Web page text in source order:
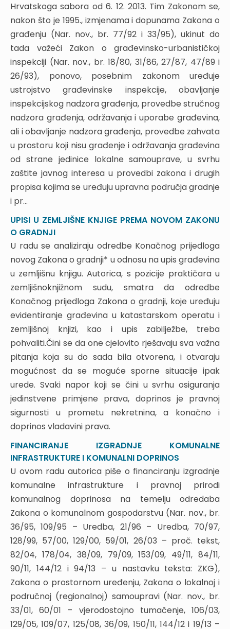
3.2. Odstupanje od temeljnih zahtjeva za
građevinu i odstupanje u građenju
4. ENERGETSKO SVOJSTVO ZGRADE
4.1. Zahtjevi i energetske učinkovitosti
4.2. Instrumenti osiguranja energetske
učinkovitosti zgrada
4.2.1. Elaborat alternativnih sustava opskrbe energijom
4.2.2. Redoviti pregled sustava grijanja i sustava
hlađenja ili klimatizacije u zgradi
4.2.3. Energetski certifikat zgrade
4.3. Osoba ovlaštena za energetsko certificiranje,
energetski pregled zgrade i redoviti pregled
sustava grijanja i sustava hlađenja ili klimatizacije
u zgradi
4.3.1. Uvjeti i način davanja ovlaštenja
4.3.2. Provedba programa izobrazbe
sustava hlađenja ili klimatizacije u zgradi
4.4.1. Uvjeti i način davanja ovlaštenja i njegovo
ukidanje
4.4.2. Provedba neovisne kontrole
4.5. Registar i pravilnik o energetskim pregledima i
energetskom certificiranju zgrada, te neovisnoj
kontroli izvješća o energetskom pregledu i
energetskog certifikat
5. SUDIONICI U GRADNJI
5.1. Investitor
5.2. Projektant
5.3. Izvođač
5.4. Nadzorni inženjer
5.5. Revident
6. PROJEKTI
6.1. Izrada i čuvanje projekata
6.2. Vrste projekata
6.2.2. Izvedbeni projekt
6.2.3. Projekt uklanjanja građevine
6.2.4. Tipski projekt
6.3. Utvrđivanje posebnih uvjeta i izdavanje
potvrde glavnog projekta o usklađenosti s
posebnim propisima
6.3.1. Obavijest o uvjetima za izradu glavnog projekta
6.3.2. Utvrđivanje posebnih uvjeta i potvrda glavnog
projekta za građenje građevine za koju se ne izdaje
lokacijska dozvola
6.3.3. Potvrda glavnog projekta za građenje građevine
za koju se izdaje lokacijska dozvola
6.4. Kontrola i nostrifikacija projekata
6.4.1. Kontrola projekata
6.4.2. Utvrđivanje usklađenosti (nostrifikacija) projekta
7. TIJELA NADLEŽNA ZA IZDAVANJE
Hrvatskoga sabora od 6. 12. 2013. Tim Zakonom se,
nakon što je 1995., izmjenama i dopunama Zakona o
građenju (Nar. nov., br. 77/92 i 33/95), ukinut do
tada važeći Zakon o građevinsko-urbanističkoj
inspekciji (Nar. nov., br. 18/80, 31/86, 27/87, 47/89 i
26/93), ponovo, posebnim zakonom uređuje
ustrojstvo građevinske inspekcije, obavljanje
inspekcijskog nadzora građenja, provedbe stručnog
nadzora građenja, održavanja i uporabe građevina,
ali i obavljanje nadzora građenja, provedbe zahvata
u prostoru koji nisu građenje i održavanja građevina
od strane jedinice lokalne samouprave, u svrhu
zaštite javnog interesa u provedbi zakona i drugih
propisa kojima se uređuju upravna područja gradnje
i pr...
UPISI U ZEMLJIŠNE KNJIGE PREMA NOVOM ZAKONU
O GRADNJI
U radu se analiziraju odredbe Konačnog prijedloga
novog Zakona o gradnji* u odnosu na upis građevina
u zemljišnu knjigu. Autorica, s pozicije praktičara u
zemljišnoknjižnom sudu, smatra da odredbe
Konačnog prijedloga Zakona o gradnji, koje uređuju
evidentiranje građevina u katastarskom operatu i
zemljišnoj knjizi, kao i upis zabilježbe, treba
pohvaliti.Čini se da one cjelovito rješavaju sva važna
pitanja koja su do sada bila otvorena, i otvaraju
mogućnost da se moguće sporne situacije ipak
urede. Svaki napor koji se čini u svrhu osiguranja
jedinstvene primjene prava, doprinos je pravnoj
sigurnosti u prometu nekretnina, a konačno i
doprinos vladavini prava.
FINANCIRANJE IZGRADNJE KOMUNALNE
INFRASTRUKTURE I KOMUNALNI DOPRINOS
U ovom radu autorica piše o financiranju izgradnje
komunalne infrastrukture i pravnoj prirodi
komunalnog doprinosa na temelju odredaba
Zakona o komunalnom gospodarstvu (Nar. nov., br.
36/95, 109/95 – Uredba, 21/96 – Uredba, 70/97,
128/99, 57/00, 129/00, 59/01, 26/03 – proč. tekst,
82/04, 178/04, 38/09, 79/09, 153/09, 49/11, 84/11,
90/11, 144/12 i 94/13 – u nastavku teksta: ZKG),
Zakona o prostornom uređenju, Zakona o lokalnoj i
područnoj (regionalnoj) samoupravi (Nar. nov., br.
33/01, 60/01 – vjerodostojno tumačenje, 106/03,
129/05, 109/07, 125/08, 36/09, 150/11, 144/12 i 19/13 –